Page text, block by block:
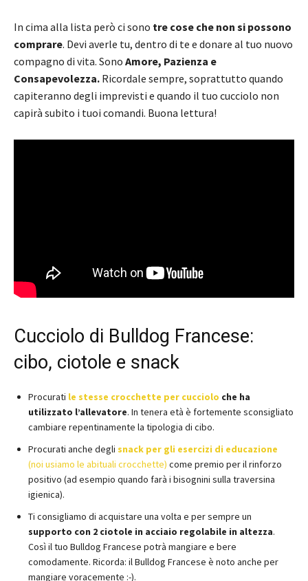
In cima alla lista però ci sono tre cose che non si possono
comprare. Devi averle tu, dentro di te e donare al tuo nuovo
compagno di vita. Sono Amore, Pazienza e
Consapevolezza. Ricordale sempre, soprattutto quando
capiteranno degli imprevisti e quando il tuo cucciolo non
capirà subito i tuoi comandi. Buona lettura!
Cucciolo di Bulldog Francese:
cibo, ciotole e snack
Procurati le stesse crocchette per cucciolo che ha
utilizzato l’allevatore. In tenera età è fortemente sconsigliato
cambiare repentinamente la tipologia di cibo.
Procurati anche degli snack per gli esercizi di educazione
(noi usiamo le abituali crocchette) come premio per il rinforzo
positivo (ad esempio quando farà i bisognini sulla traversina
igienica).
Ti consigliamo di acquistare una volta e per sempre un
supporto con 2 ciotole in acciaio regolabile in altezza.
Così il tuo Bulldog Francese potrà mangiare e bere
comodamente. Ricorda: il Bulldog Francese è noto anche per
mangiare voracemente :-).